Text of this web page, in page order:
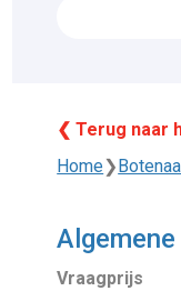
❮ Terug naar
Home❯
Vraagprijs